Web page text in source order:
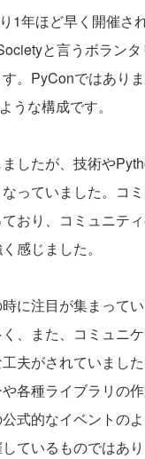
1年ほど早く開催さ
と言うボラン
。PyConではあり
うな構成です。
したが、技術や
っていました。コ
おり、コミュニテ
感じました。
に注目が集まって
、また、コミュニ
夫がされていまし
各種ライブラリの作
式的なイベントのよ
ているものではあ